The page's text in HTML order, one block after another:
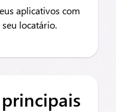
aplicativos com
locatário.